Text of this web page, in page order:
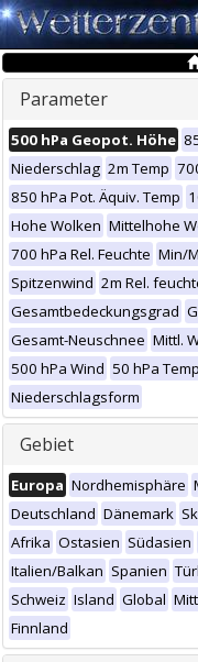
Parameter
500 hPa Geopot. Höhe
Niederschlag 2m Temp
850 hPa Pot. Äquiv. Temp
Hohe Wolken Mittelhohe
700 hPa Rel. Feuchte Min/
Spitzenwind 2m Rel.
Gesamtbedeckungsgrad
Gesamt-Neuschnee Mittl.
500 hPa Wind 50 hPa Temp
Niederschlagsform
Gebiet
Europa Nordhemisphäre
Deutschland Dänemark
Afrika Ostasien Südasien
Italien/Balkan Spanien
Schweiz Island Global
Finnland